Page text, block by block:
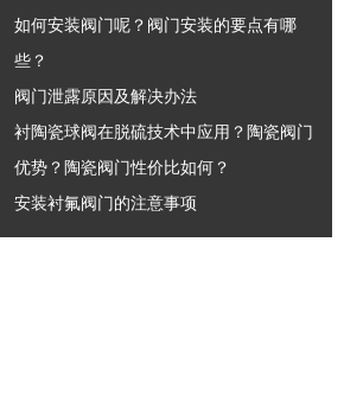
如何安装阀门呢？阀门安装的要点有哪
些？
阀门泄露原因及解决办法
衬陶瓷球阀在脱硫技术中应用？陶瓷阀门
优势？陶瓷阀门性价比如何？
安装衬氟阀门的注意事项